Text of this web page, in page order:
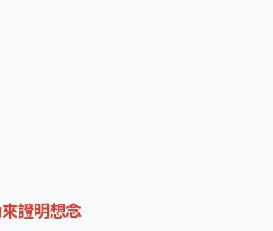
證明想念